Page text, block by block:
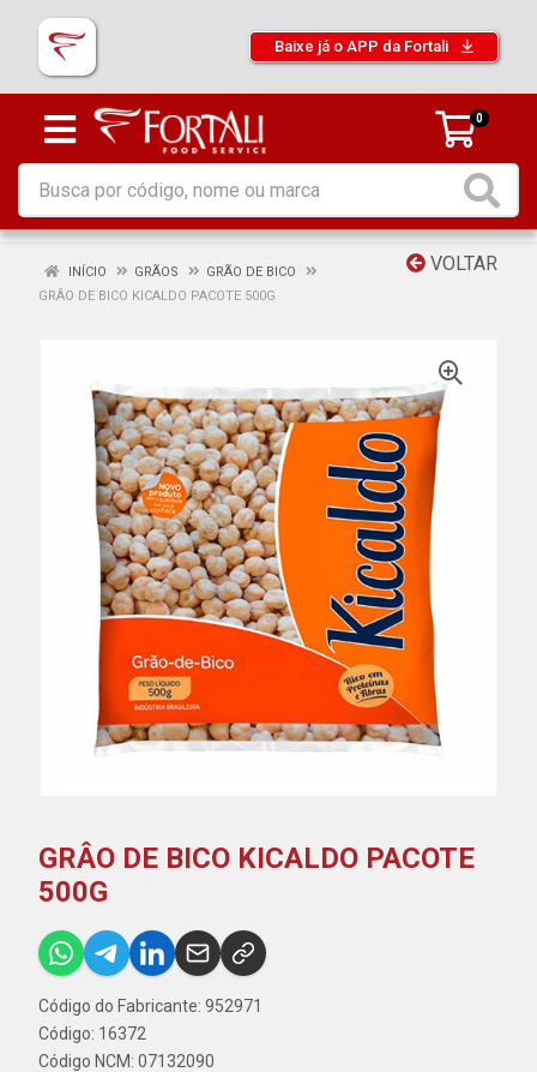
Baixe já o APP da Fortali
0
VOLTAR
INÍCIO GRÃOS
GRÃO DE BICO
GRÂO DE BICO KICALDO PACOTE 500G
GRÂO DE BICO KICALDO PACOTE
500G
Código do Fabricante: 952971
Código: 16372
Código NCM: 07132090